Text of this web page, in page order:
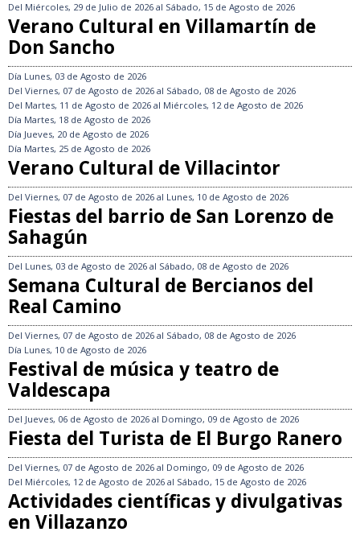
Del Miércoles, 29 de Julio de 2026 al Sábado, 15 de Agosto de 2026
Verano Cultural en Villamartín de
Don Sancho
Día Lunes, 03 de Agosto de 2026
Del Viernes, 07 de Agosto de 2026 al Sábado, 08 de Agosto de 2026
Del Martes, 11 de Agosto de 2026 al Miércoles, 12 de Agosto de 2026
Día Martes, 18 de Agosto de 2026
Día Jueves, 20 de Agosto de 2026
Día Martes, 25 de Agosto de 2026
Verano Cultural de Villacintor
Del Viernes, 07 de Agosto de 2026 al Lunes, 10 de Agosto de 2026
Fiestas del barrio de San Lorenzo de
Sahagún
Del Lunes, 03 de Agosto de 2026 al Sábado, 08 de Agosto de 2026
Semana Cultural de Bercianos del
Real Camino
Del Viernes, 07 de Agosto de 2026 al Sábado, 08 de Agosto de 2026
Día Lunes, 10 de Agosto de 2026
Festival de música y teatro de
Valdescapa
Del Jueves, 06 de Agosto de 2026 al Domingo, 09 de Agosto de 2026
Fiesta del Turista de El Burgo Ranero
Del Viernes, 07 de Agosto de 2026 al Domingo, 09 de Agosto de 2026
Del Miércoles, 12 de Agosto de 2026 al Sábado, 15 de Agosto de 2026
Actividades científicas y divulgativas
en Villazanzo